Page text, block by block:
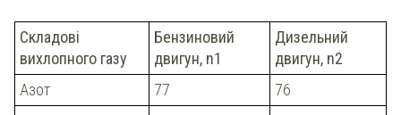
Складові
вихлопного газу
Бензиновий
двигун, n1
Дизельний
двигун, n2
Азот
77
76